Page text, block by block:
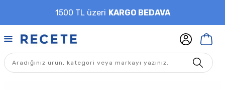
1500 TL üzeri KARGO BEDAVA